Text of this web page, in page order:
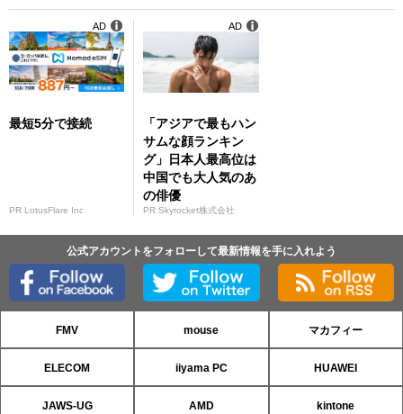
最短5分で接続
PR LotusFlare Inc
AD
「アジアで最もハン
サムな顔ランキン
グ」日本人最高位は
中国でも大人気のあ
の俳優
PR Skyrocket株式会社
AD
公式アカウントをフォローして最新情報を手に入れよう
FMV mouse マカフィー
ELECOM iiyama PC HUAWEI
JAWS-UG AMD kintone